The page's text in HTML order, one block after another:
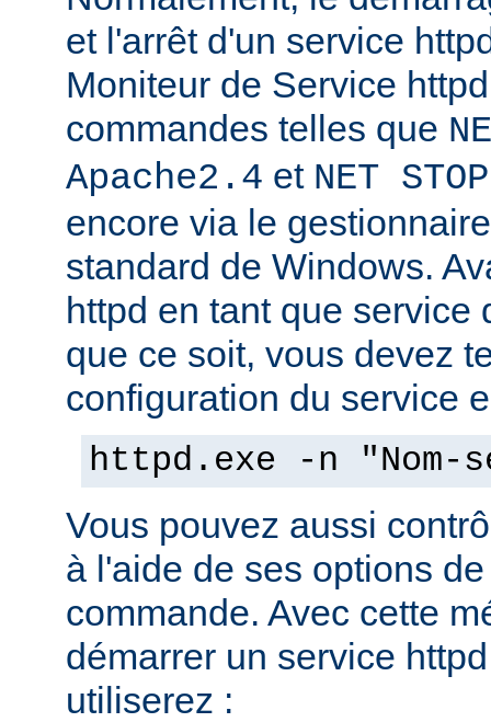
et l'arrêt d'un service
Moniteur de Service
commandes telles que
Apache2.4 et NET
encore via le
standard de Windows.
httpd en tant que service
que ce soit, vous devez
configuration du service
httpd.exe -n
Vous pouvez aussi
à l'aide de ses options
commande. Avec cette
démarrer un service
utiliserez :